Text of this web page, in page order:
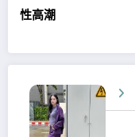
性高潮